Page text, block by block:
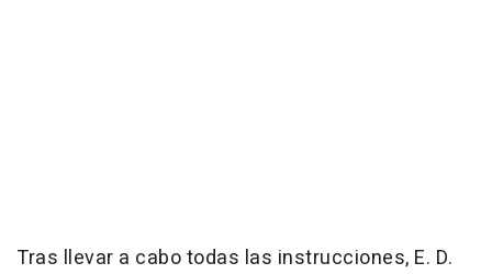
Tras llevar a cabo todas las instrucciones, E. D.